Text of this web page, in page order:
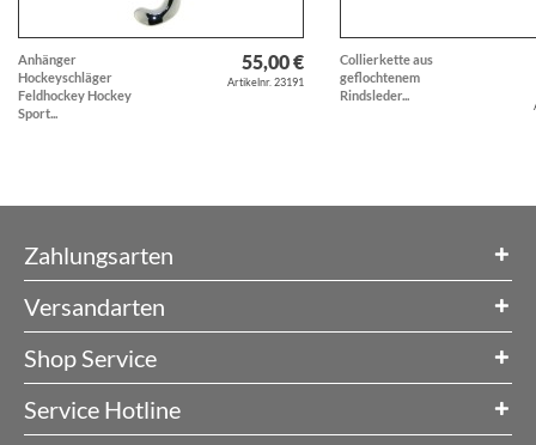
Anhänger
Hockeyschläger
Feldhockey Hockey
Sport...
55,00 €
Artikelnr. 23191
Collierkette aus
geflochtenem
Rindsleder...
Zahlungsarten
Versandarten
Shop Service
Service Hotline